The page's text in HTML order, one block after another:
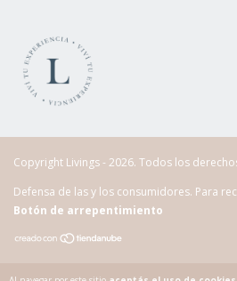
Copyright Livings - 2026. Todos los
Defensa de las y los consumidores. Para
Botón de arrepentimiento